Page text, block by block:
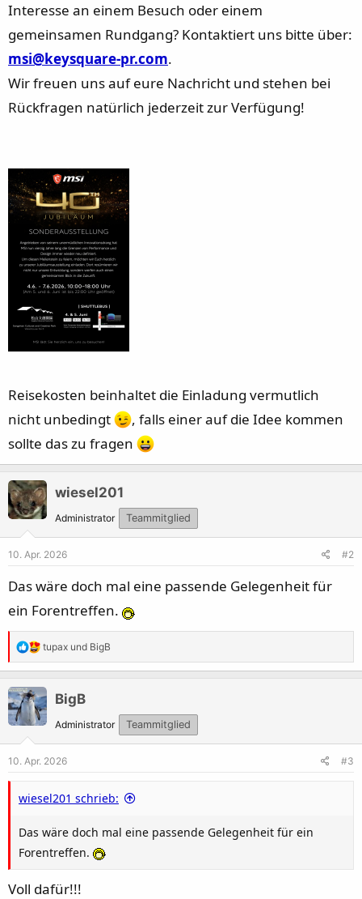
Interesse an einem Besuch oder einem
gemeinsamen Rundgang? Kontaktiert uns bitte über:
msi@keysquare-pr.com.
Wir freuen uns auf eure Nachricht und stehen bei
Rückfragen natürlich jederzeit zur Verfügung!
Reisekosten beinhaltet die Einladung vermutlich
nicht unbedingt
, falls einer auf die Idee kommen
sollte das zu fragen
wiesel201
Administrator Teammitglied
10. Apr. 2026 #2
Das wäre doch mal eine passende Gelegenheit für
ein Forentreffen.
R
e
k
t
o
n
n
tupax und BigB
BigB
Administrator Teammitglied
10. Apr. 2026 #3
wiesel201 schrieb:
Das wäre doch mal eine passende Gelegenheit für ein
Forentreffen.
Voll dafür!!!